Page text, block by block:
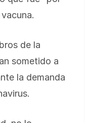
de la
sometido a
la demanda